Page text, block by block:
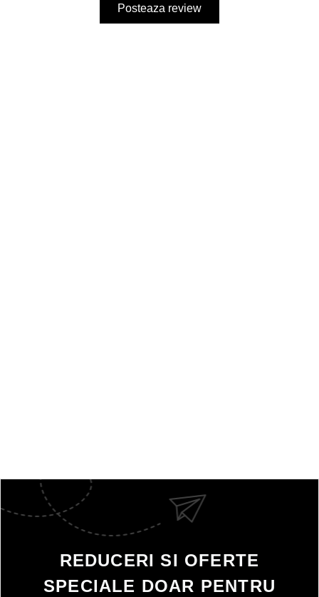
Posteaza review
REDUCERI SI OFERTE
SPECIALE DOAR PENTRU